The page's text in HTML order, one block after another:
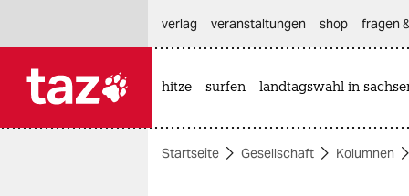
themen
verlag
veranstaltungen shop fragen
hitze surfen landtagswahl in
Startseite Gesellschaft Kolumnen